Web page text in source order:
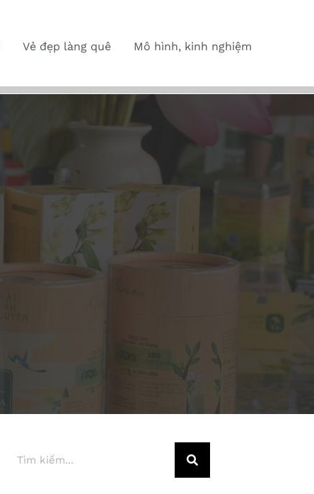
Vẻ đẹp làng quê Mô hình, kinh nghiệm